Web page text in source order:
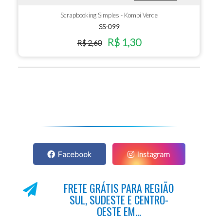
Scrapbooking Simples - Kombi Verde
SS-099
R$ 2,60 R$ 1,30
Facebook Instagram
FRETE GRÁTIS PARA REGIÃO
SUL, SUDESTE E CENTRO-
OESTE EM...